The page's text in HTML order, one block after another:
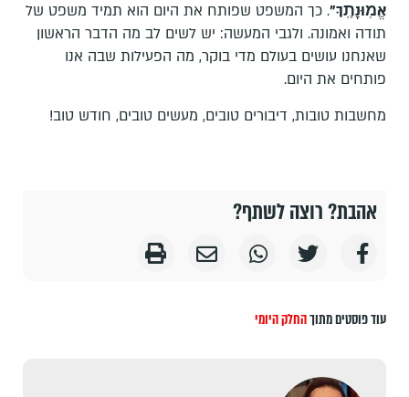
אֱמֽוּנָתֶֽךָ". כך המשפט שפותח את היום הוא תמיד משפט של
תודה ואמונה. ולגבי המעשה: יש לשים לב מה הדבר הראשון
שאנחנו עושים בעולם מדי בוקר, מה הפעילות שבה אנו
פותחים את היום.
מחשבות טובות, דיבורים טובים, מעשים טובים, חודש טוב!
אהבת? רוצה לשתף?
עוד פוסטים מתוךהחלק היומי